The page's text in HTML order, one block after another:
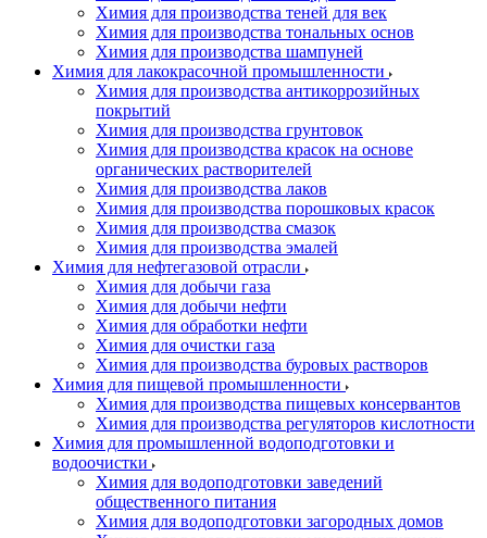
Химия для производства теней для век
Химия для производства тональных основ
Химия для производства шампуней
Химия для лакокрасочной промышленности
Химия для производства антикоррозийных
покрытий
Химия для производства грунтовок
Химия для производства красок на основе
органических растворителей
Химия для производства лаков
Химия для производства порошковых красок
Химия для производства смазок
Химия для производства эмалей
Химия для нефтегазовой отрасли
Химия для добычи газа
Химия для добычи нефти
Химия для обработки нефти
Химия для очистки газа
Химия для производства буровых растворов
Химия для пищевой промышленности
Химия для производства пищевых консервантов
Химия для производства регуляторов кислотности
Химия для промышленной водоподготовки и
водоочистки
Химия для водоподготовки заведений
общественного питания
Химия для водоподготовки загородных домов